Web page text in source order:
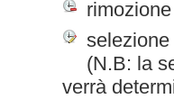
(N.B: la
verrà